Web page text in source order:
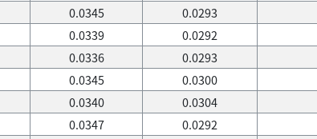
0.0345 0.0293
0.0339 0.0292
0.0336 0.0293
0.0345 0.0300
0.0340 0.0304
0.0347 0.0292